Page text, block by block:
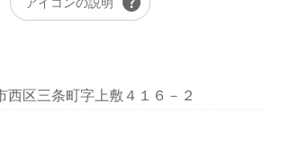
西区三条町字上敷４１６－２